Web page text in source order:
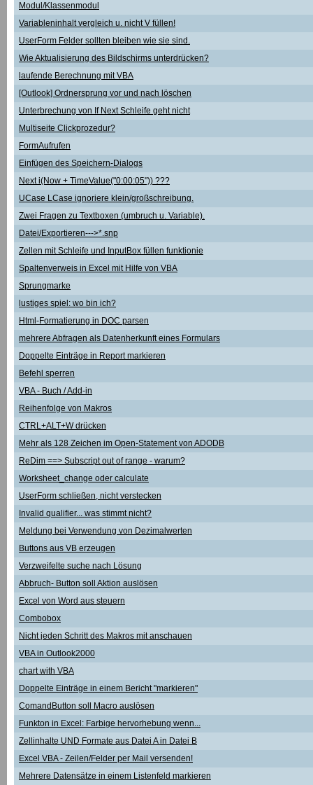
Modul/Klassenmodul
Variableninhalt vergleich u. nicht V füllen!
UserForm Felder sollten bleiben wie sie sind.
Wie Aktualisierung des Bildschirms unterdrücken?
laufende Berechnung mit VBA
[Outlook] Ordnersprung vor und nach löschen
Unterbrechung von If Next Schleife geht nicht
Multiseite Clickprozedur?
FormAufrufen
Einfügen des Speichern-Dialogs
Next i(Now + TimeValue("0:00:05")) ???
UCase LCase ignoriere klein/großschreibung.
Zwei Fragen zu Textboxen (umbruch u. Variable).
Datei/Exportieren--->*.snp
Zellen mit Schleife und InputBox füllen funktionie
Spaltenverweis in Excel mit Hilfe von VBA
Sprungmarke
lustiges spiel: wo bin ich?
Html-Formatierung in DOC parsen
mehrere Abfragen als Datenherkunft eines Formulars
Doppelte Einträge in Report markieren
Befehl sperren
VBA - Buch / Add-in
Reihenfolge von Makros
CTRL+ALT+W drücken
Mehr als 128 Zeichen im Open-Statement von ADODB
ReDim ==> Subscript out of range - warum?
Worksheet_change oder calculate
UserForm schließen, nicht verstecken
Invalid qualifier... was stimmt nicht?
Meldung bei Verwendung von Dezimalwerten
Buttons aus VB erzeugen
Verzweifelte suche nach Lösung
Abbruch- Button soll Aktion auslösen
Excel von Word aus steuern
Combobox
Nicht jeden Schritt des Makros mit anschauen
VBA in Outlook2000
chart with VBA
Doppelte Einträge in einem Bericht "markieren"
ComandButton soll Macro auslösen
Funkton in Excel: Farbige hervorhebung wenn...
Zellinhalte UND Formate aus Datei A in Datei B
Excel VBA - Zeilen/Felder per Mail versenden!
Mehrere Datensätze in einem Listenfeld markieren